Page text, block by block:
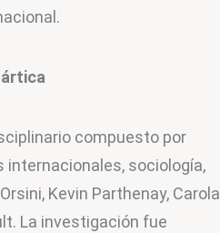
compuesto por
sociología,
Kevin Parthenay, Carola
La investigación fue